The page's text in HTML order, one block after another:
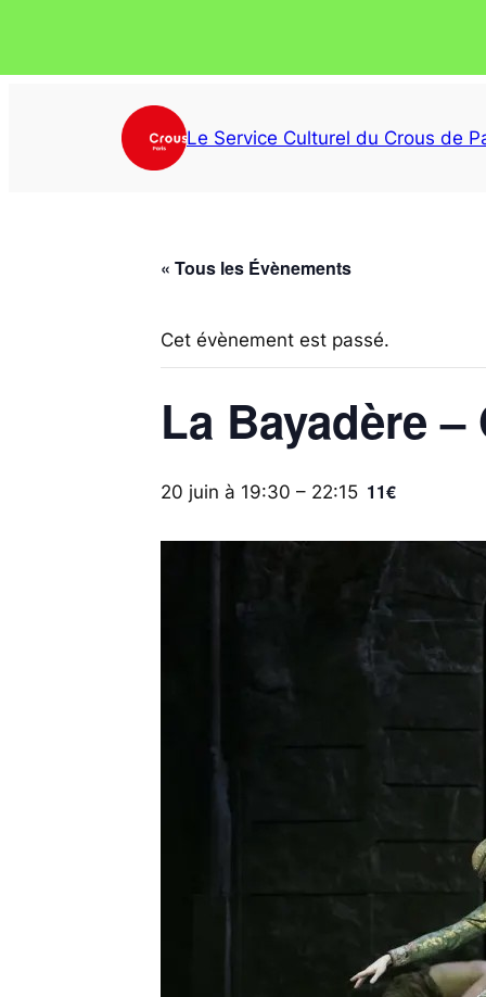
Le Service Culturel du Crous de
« Tous les Évènements
Cet évènement est passé.
La Bayadère
20 juin à 19:30 – 22:15 11€